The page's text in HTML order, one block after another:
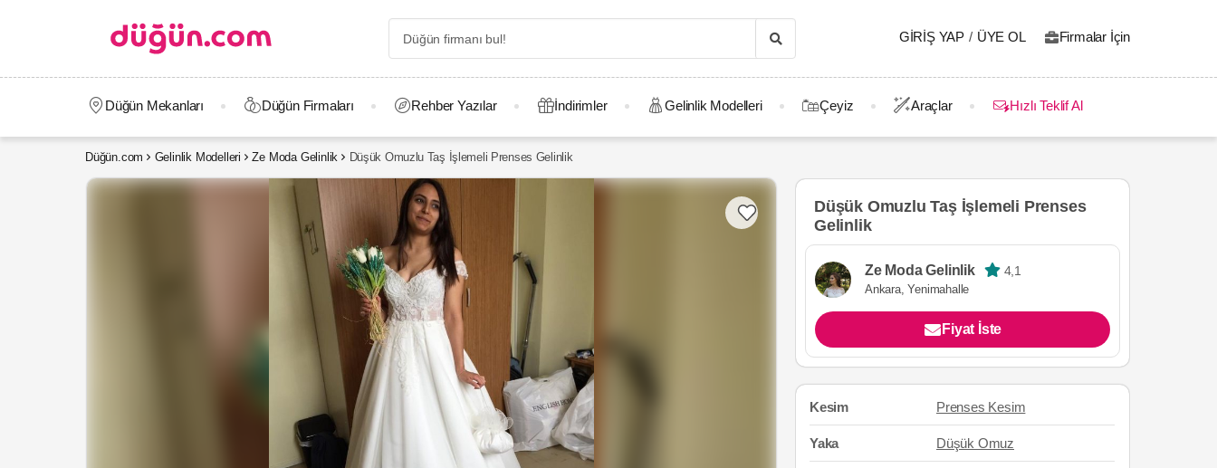
GIRIŞ YAP / ÜYE OL Firmalar İçin
Düğün Mekanları Düğün Firmaları Rehber Yazılar İndirimler Gelinlik Modelleri Çeyiz Araçlar Hızlı Teklif Al
Düğün.com Gelinlik Modelleri Ze Moda Gelinlik Düşük Omuzlu Taş İşlemeli Prenses Gelinlik
Düşük Omuzlu Taş İşlemeli Prenses
Gelinlik
Ze Moda Gelinlik 4,1
Ankara, Yenimahalle
Fiyat İste
Kesim Prenses Kesim
Yaka Düşük Omuz